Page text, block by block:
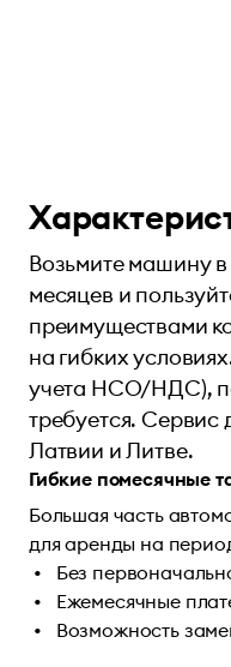
Возьмите машину
месяцев и
преимуществами
на гибких
учета НСО/НДС),
требуется. Сервис
Латвии и Литве.
Гибкие помесячные
Большая часть
для аренды на
Без
Ежемесячные
Возможность